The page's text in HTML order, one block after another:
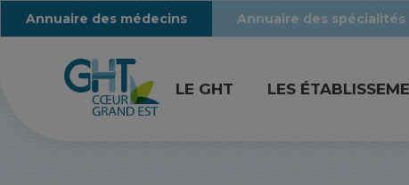
Annuaire des médecins Annuaire des spécialités
LE GHT LES